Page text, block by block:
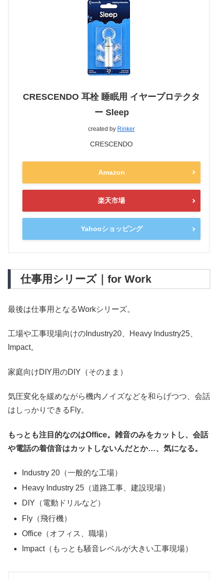
CRESCENDO 耳栓 睡眠用 イヤープロテクタ
ー Sleep
created by Rinker
CRESCENDO
Amazon
楽天市場
Yahooショッピング
仕事用シリーズ｜for Work
最後は仕事用となるWorkシリーズ。
工場や工事現場向けのIndustry20、Heavy Industry25、
Impact。
家庭向けDIY用のDIY（そのまま）
気圧変化を緩めながら機内ノイズなどを和らげつつ、会話
はしっかりできるFly。
もっとも注目的なのはOffice。雑音のみをカットし、会話
や電話の着信音はカットしないんだとか…、気になる。
Industry 20（一般的な工場）
Heavy Industry 25（道路工事、建設現場）
DIY（電動ドリルなど）
Fly（飛行機）
Office（オフィス、職場）
Impact（もっとも騒音レベルが大きい工事現場）